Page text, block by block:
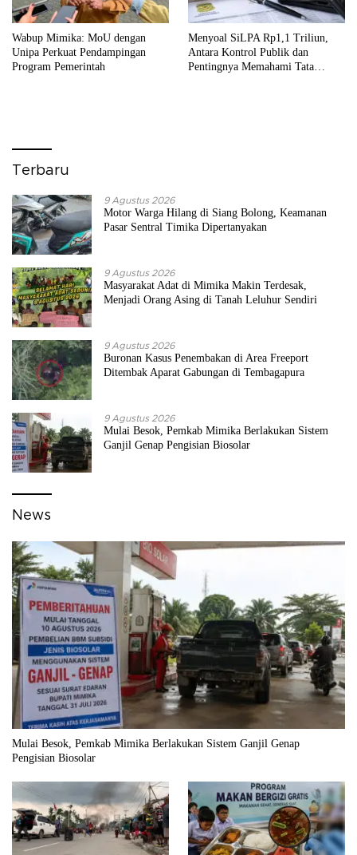
Wabup Mimika: MoU dengan
Unipa Perkuat Pendampingan
Program Pemerintah
Menyoal SiLPA Rp1,1 Triliun,
Antara Kontrol Publik dan
Pentingnya Memahami Tata
Terbaru
9 Agustus 2026
Motor Warga Hilang di Siang Bolong, Keamanan
Pasar Sentral Timika Dipertanyakan
9 Agustus 2026
Masyarakat Adat di Mimika Makin Terdesak,
Menjadi Orang Asing di Tanah Leluhur Sendiri
9 Agustus 2026
Buronan Kasus Penembakan di Area Freeport
Ditembak Aparat Gabungan di Tembagapura
9 Agustus 2026
Mulai Besok, Pemkab Mimika Berlakukan Sistem
Ganjil Genap Pengisian Biosolar
News
Mulai Besok, Pemkab Mimika Berlakukan Sistem Ganjil Genap
Pengisian Biosolar